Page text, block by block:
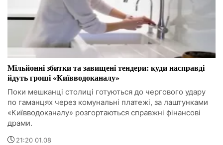
Мільйонні збитки та завищені тендери: куди насправді
йдуть гроші «Київводоканалу»
Поки мешканці столиці готуються до чергового удару
по гаманцях через комунальні платежі, за лаштунками
«Київводоканалу» розгортаються справжні фінансові
драми.
21:20 01.08